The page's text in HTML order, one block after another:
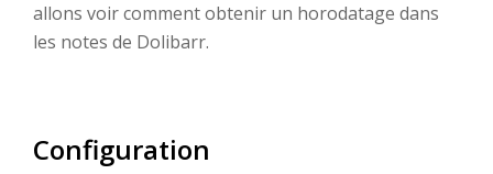
allons voir comment obtenir un horodatage dans
les notes de Dolibarr.
Configuration